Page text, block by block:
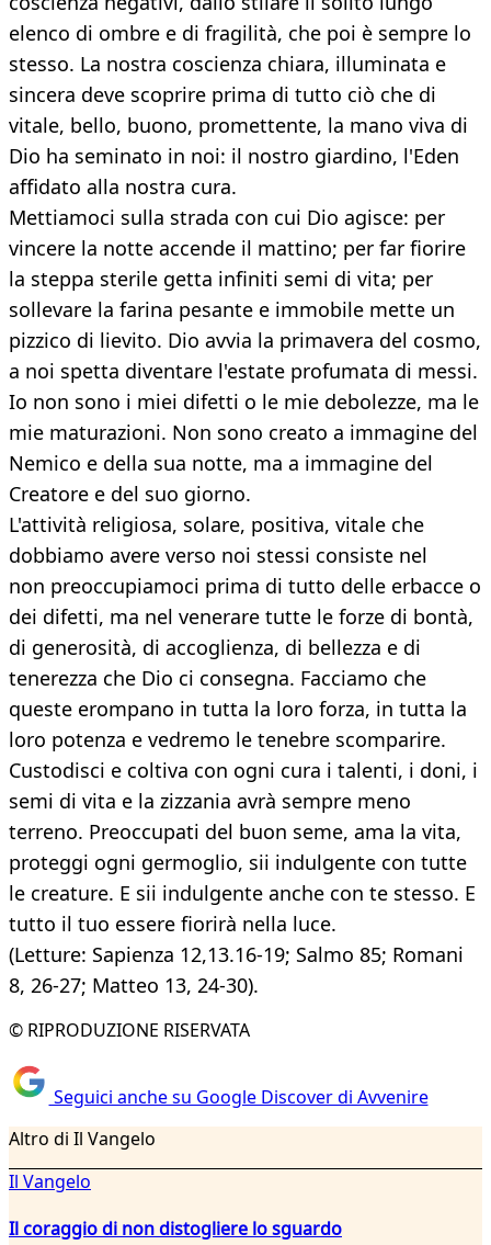
elenco di ombre e di fragilità, che poi è sempre lo
stesso. La nostra coscienza chiara, illuminata e
sincera deve scoprire prima di tutto ciò che di
vitale, bello, buono, promettente, la mano viva di
Dio ha seminato in noi: il nostro giardino, l'Eden
affidato alla nostra cura.
Mettiamoci sulla strada con cui Dio agisce: per
vincere la notte accende il mattino; per far fiorire
la steppa sterile getta infiniti semi di vita; per
sollevare la farina pesante e immobile mette un
pizzico di lievito. Dio avvia la primavera del cosmo,
a noi spetta diventare l'estate profumata di messi.
Io non sono i miei difetti o le mie debolezze, ma le
mie maturazioni. Non sono creato a immagine del
Nemico e della sua notte, ma a immagine del
Creatore e del suo giorno.
L'attività religiosa, solare, positiva, vitale che
dobbiamo avere verso noi stessi consiste nel
non preoccupiamoci prima di tutto delle erbacce o
dei difetti, ma nel venerare tutte le forze di bontà,
di generosità, di accoglienza, di bellezza e di
tenerezza che Dio ci consegna. Facciamo che
queste erompano in tutta la loro forza, in tutta la
loro potenza e vedremo le tenebre scomparire.
Custodisci e coltiva con ogni cura i talenti, i doni, i
semi di vita e la zizzania avrà sempre meno
terreno. Preoccupati del buon seme, ama la vita,
proteggi ogni germoglio, sii indulgente con tutte
le creature. E sii indulgente anche con te stesso. E
tutto il tuo essere fiorirà nella luce.
(Letture: Sapienza 12,13.16-19; Salmo 85; Romani
8, 26-27; Matteo 13, 24-30).
© RIPRODUZIONE RISERVATA
Seguici anche su Google Discover di Avvenire
Altro di Il Vangelo
Il Vangelo
Il coraggio di non distogliere lo sguardo